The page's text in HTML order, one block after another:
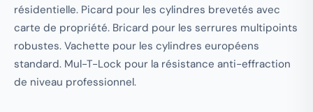
résidentielle. Picard pour les cylindres brevetés avec
carte de propriété. Bricard pour les serrures multipoints
robustes. Vachette pour les cylindres européens
standard. Mul-T-Lock pour la résistance anti-effraction
de niveau professionnel.